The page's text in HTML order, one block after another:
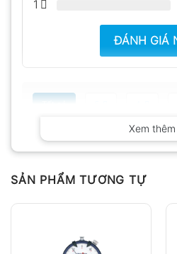
1
ĐÁNH GIÁ
Có ảnh
Chưa có đánh giá nào.
Xem thêm
SẢN PHẨM TƯƠNG TỰ